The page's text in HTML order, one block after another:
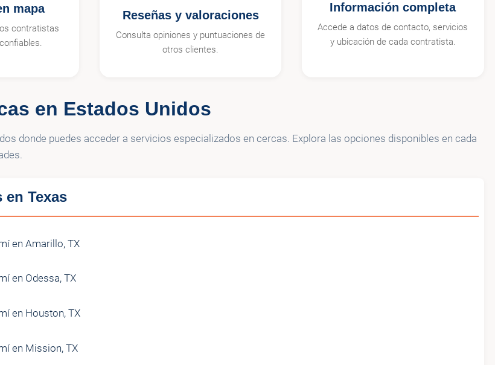
mapa
contratistas
Reseñas y valoraciones
Consulta opiniones y puntuaciones de
otros clientes.
Información completa
Accede a datos de contacto, servicios
y ubicación de cada contratista.
en Estados Unidos
donde puedes acceder a servicios especializados en cercas. Explora las opciones disponibles en cada
en Texas
en Amarillo, TX
en Odessa, TX
en Houston, TX
en Mission, TX